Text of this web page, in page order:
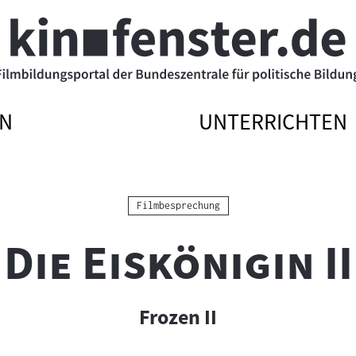
UNTERRICHTEN
Kategorie:
Filmbesprechung
"
Die Eiskönigin II
Frozen II